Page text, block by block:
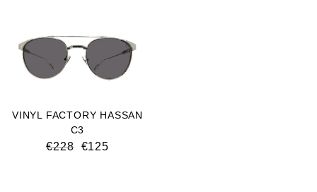
VINYL FACTORY HASSAN
C3
€228 €125